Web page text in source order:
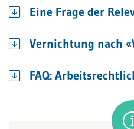
Eine Frage der
Vernichtung nach
FAQ: